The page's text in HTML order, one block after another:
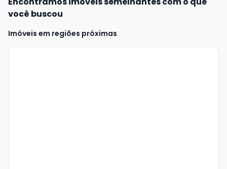
você buscou
Imóveis em regiões próximas